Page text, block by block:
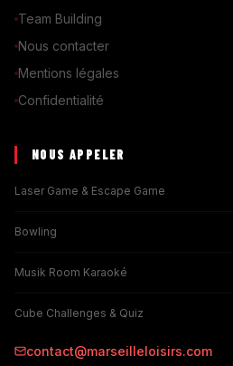
Team Building
Nous contacter
Mentions légales
Confidentialité
NOUS APPELER
Laser Game & Escape Game
Bowling
Musik Room Karaoké
Cube Challenges & Quiz
contact@marseilleloisirs.com